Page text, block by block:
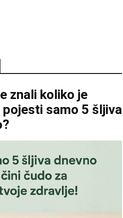
znali koliko je
pojesti samo 5 šljiva